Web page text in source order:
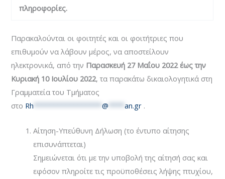
πληροφορίες.
Παρακαλούνται οι φοιτητές και οι φοιτήτριες που
επιθυμούν να λάβουν μέρος, να αποστείλουν
ηλεκτρονικά, από την Παρασκευή 27 Μαΐου 2022 έως την
Κυριακή 10 Ιουλίου 2022, τα παρακάτω δικαιολογητικά στη
Γραμματεία του Τμήματος
στο Rh *****************@ ****an.gr .
Αίτηση-Υπεύθυνη Δήλωση (το έντυπο αίτησης
επισυνάπτεται)
Σημειώνεται ότι με την υποβολή της αίτησή σας και
εφόσον πληροίτε τις προϋποθέσεις λήψης πτυχίου,